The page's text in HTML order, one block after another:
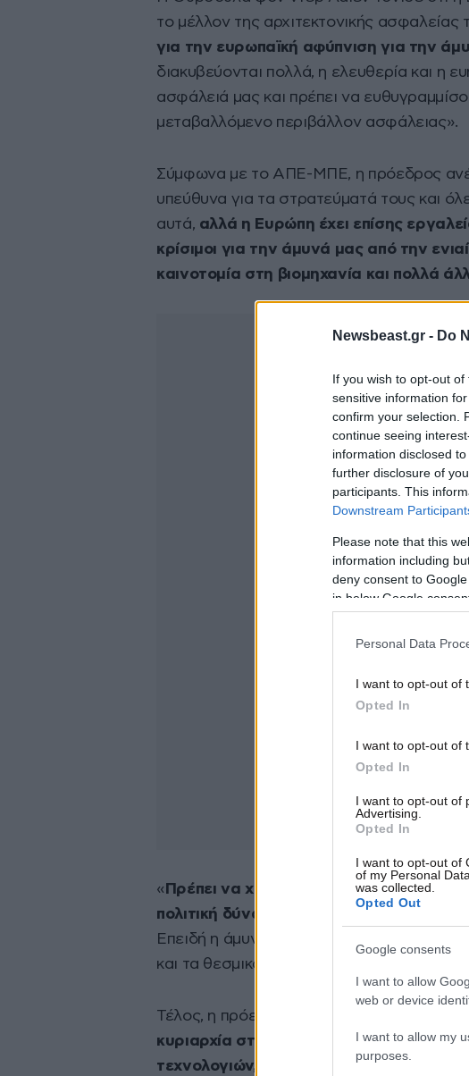
Newsbeast.gr - Do
If you wish to opt-out
sensitive information
confirm your selection.
continue seeing
information disclosed
further disclosure of
participants. This
Downstream
Please note that this
information including
deny consent to
in below Google
Personal Data
I want to opt-out of
Opted In
I want to opt-out of
Opted In
I want to opt-out of
Advertising.
Opted In
I want to opt-out of
of my Personal
was collected.
Opted Out
Google consents
I want to allow
web or device
I want to allow my
purposes.
το μέλλον της αρχιτεκτονικής ασφαλείας
για την ευρωπαϊκή αφύπνιση για την
διακυβεύονται πολλά, η ελευθερία και η
ασφάλειά μας και πρέπει να
μεταβαλλόμενο περιβάλλον ασφάλειας».
Σύμφωνα με το ΑΠΕ-ΜΠΕ, η πρόεδρος
υπεύθυνα για τα στρατεύματά τους και
αυτά, αλλά η Ευρώπη έχει επίσης
κρίσιμοι για την άμυνά μας από την
καινοτομία στη βιομηχανία και πολλά
« Πρέπει να χρησιμοποιήσουμε τη
πολιτική δύναμη της Ευρώπης, όπου
Επειδή η άμυνα της Ευρώπης είναι
και τα θεσμικά όργανα της ΕΕ να
Τέλος, η πρόεδρος της Επιτροπής
κυριαρχία στον τομέα της άμυνας, της
τεχνολογιών, θα ενισχύσουμε επίσης